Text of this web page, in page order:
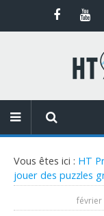
Vous êtes ici : HT
jouer des puzzles
février